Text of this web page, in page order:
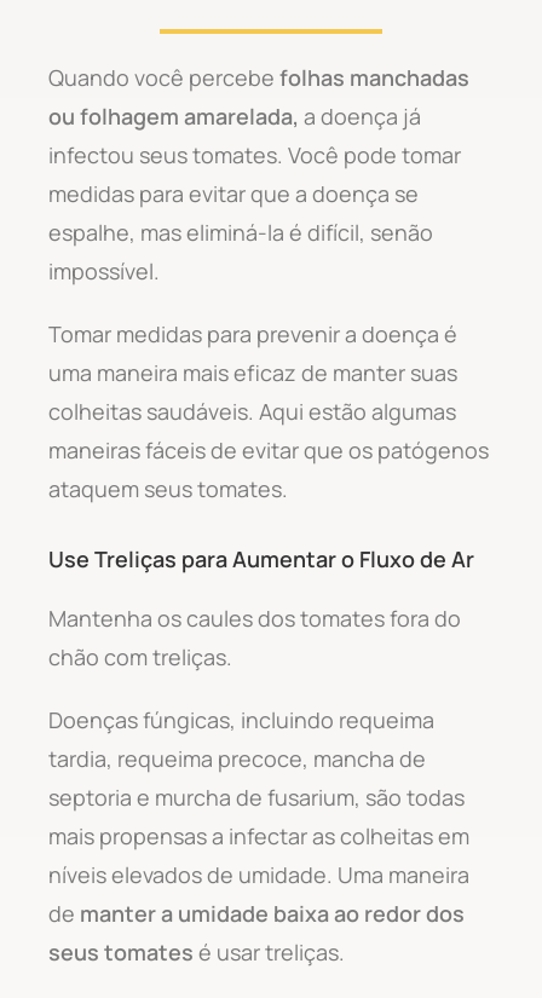
Quando você percebe folhas manchadas
ou folhagem amarelada, a doença já
infectou seus tomates. Você pode tomar
medidas para evitar que a doença se
espalhe, mas eliminá-la é difícil, senão
impossível.
Tomar medidas para prevenir a doença é
uma maneira mais eficaz de manter suas
colheitas saudáveis. Aqui estão algumas
maneiras fáceis de evitar que os patógenos
ataquem seus tomates.
Use Treliças para Aumentar o Fluxo de Ar
Mantenha os caules dos tomates fora do
chão com treliças.
Doenças fúngicas, incluindo requeima
tardia, requeima precoce, mancha de
septoria e murcha de fusarium, são todas
mais propensas a infectar as colheitas em
níveis elevados de umidade. Uma maneira
de manter a umidade baixa ao redor dos
seus tomates é usar treliças.